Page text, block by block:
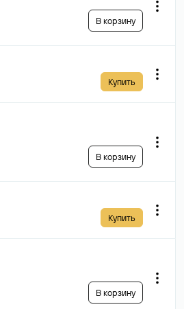
В корзину
Купить
В корзину
Купить
В корзину